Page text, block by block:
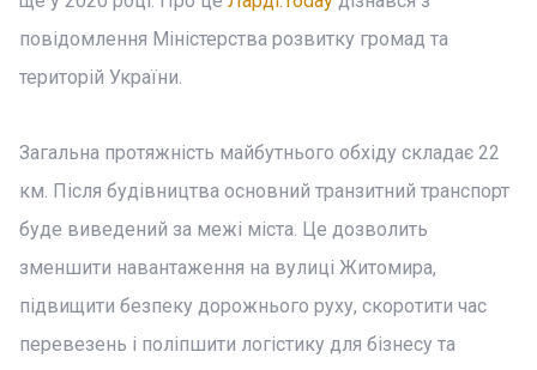
повідомлення Міністерства розвитку громад та
територій України.
Загальна протяжність майбутнього обхіду складає 22
км. Після будівництва основний транзитний транспорт
буде виведений за межі міста. Це дозволить
зменшити навантаження на вулиці Житомира,
підвищити безпеку дорожнього руху, скоротити час
перевезень і поліпшити логістику для бізнесу та